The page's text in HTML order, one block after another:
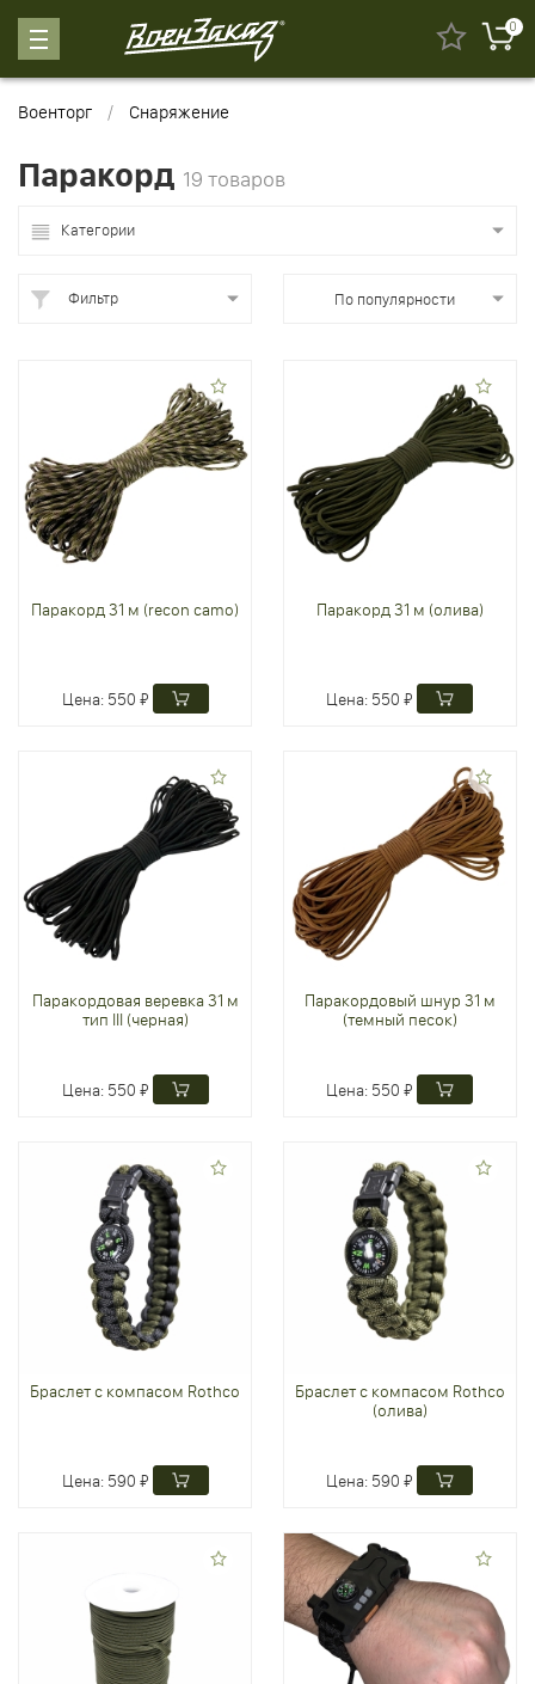
0
Военторг Снаряжение
Паракорд 19 товаров
Категории
Фильтр По популярности
Паракорд 31 м (recon camo)
Цена: 550 ₽
Паракорд 31 м (олива)
Цена: 550 ₽
Паракордовая веревка 31 м
тип III (черная)
Цена: 550 ₽
Паракордовый шнур 31 м
(темный песок)
Цена: 550 ₽
Браслет с компасом Rothco
Цена: 590 ₽
Браслет с компасом Rothco
(олива)
Цена: 590 ₽